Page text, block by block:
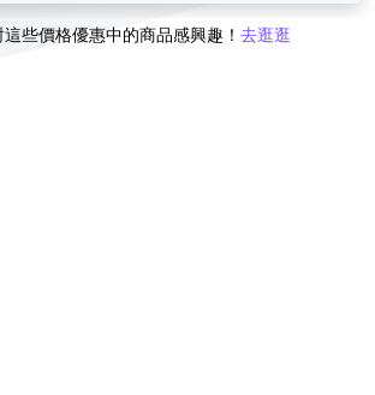
些價格優惠中的商品感興趣！ 去逛逛